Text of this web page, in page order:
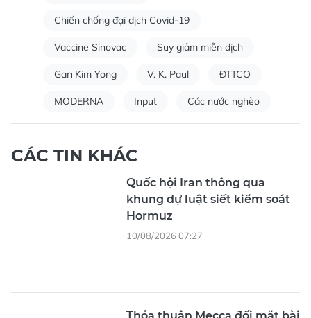
Chiến chống đại dịch Covid-19
Vaccine Sinovac Suy giảm miễn dịch
Gan Kim Yong V. K. Paul ĐTTCO
MODERNA Input Các nước nghèo
CÁC TIN KHÁC
Quốc hội Iran thông qua
khung dự luật siết kiểm soát
Hormuz
10/08/2026 07:27